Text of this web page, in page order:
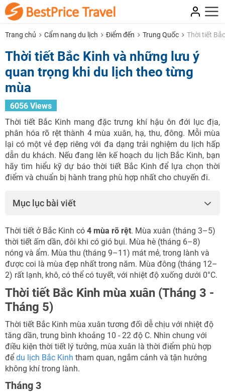
Trang chủ Cẩm nang du lịch Điểm đến Trung Quốc Thời tiết
Thời tiết Bắc Kinh và những lưu ý
quan trọng khi du lịch theo từng
mùa
6056 Views
Thời tiết Bắc Kinh mang đặc trưng khí hậu ôn đới lục địa,
phân hóa rõ rệt thành 4 mùa xuân, hạ, thu, đông. Mỗi mùa
lại có một vẻ đẹp riêng với đa dạng trải nghiệm du lịch hấp
dẫn du khách. Nếu đang lên kế hoạch du lịch Bắc Kinh, bạn
hãy tìm hiểu kỹ dự báo thời tiết Bắc Kinh để lựa chọn thời
điểm và chuẩn bị hành trang phù hợp nhất cho chuyến đi.
Mục lục bài viết
Thời tiết ở Bắc Kinh có 4 mùa rõ rệt. Mùa xuân (tháng 3–5)
thời tiết ấm dần, đôi khi có gió bụi. Mùa hè (tháng 6–8)
nóng và ẩm. Mùa thu (tháng 9–11) mát mẻ, trong lành và
được coi là mùa đẹp nhất trong năm. Mùa đông (tháng 12–
2) rất lạnh, khô, có thể có tuyết, với nhiệt độ xuống dưới 0°C.
Thời tiết Bắc Kinh mùa xuân (Tháng 3 -
Tháng 5)
Thời tiết Bắc Kinh mùa xuân tương đối dễ chịu với nhiệt độ
tăng dần, trung bình khoảng 10 - 22 độ C. Nhìn chung với
điều kiện thời tiết lý tưởng, mùa xuân là thời điểm phù hợp
để du lịch Bắc Kinh tham quan, ngắm cảnh và tận hưởng
không khí trong lành.
Tháng 3